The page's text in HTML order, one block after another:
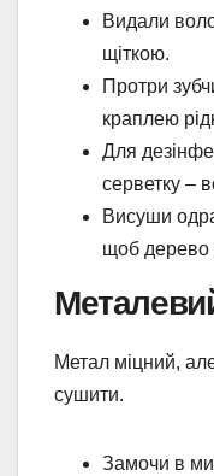
Видали
щіткою.
Протри
краплею
Для
серветку –
Висуши
щоб дерево
Метал міцний,
сушити.
Замочи в